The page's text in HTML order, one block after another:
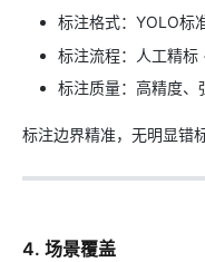
标注格式：YOLO标
标注流程：人工精标
标注质量：高精度、
标注边界精准，无明显错
4. 场景覆盖